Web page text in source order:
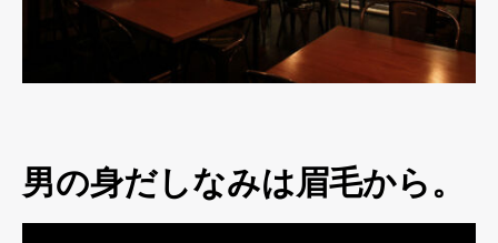
男の身だしなみは眉毛から。